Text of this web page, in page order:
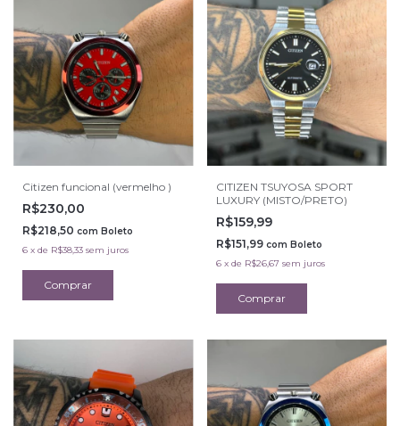
Citizen funcional (vermelho )
R$230,00
R$218,50 com Boleto
6 x de R$38,33 sem juros
CITIZEN TSUYOSA SPORT
LUXURY (MISTO/PRETO)
R$159,99
R$151,99 com Boleto
6 x de R$26,67 sem juros